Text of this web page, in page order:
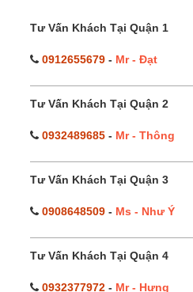
Tư Vấn Khách Tại Quận 1
0912655679 - Mr - Đạt
Tư Vấn Khách Tại Quận 2
0932489685 - Mr - Thông
Tư Vấn Khách Tại Quận 3
0908648509 - Ms - Như Ý
Tư Vấn Khách Tại Quận 4
0932377972 - Mr - Hưng